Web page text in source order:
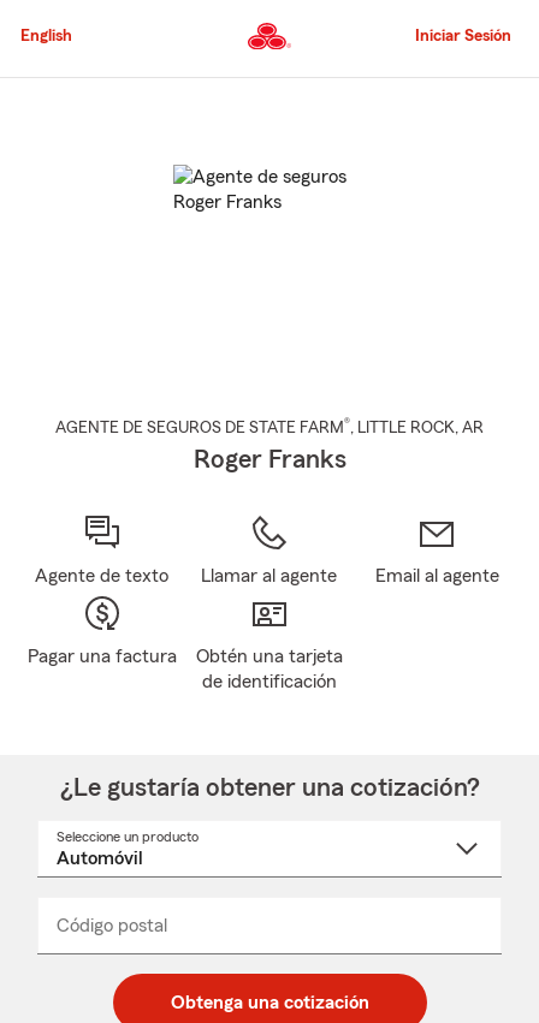
al
principal
English Iniciar Sesión
AGENTE DE SEGUROS DE STATE FARM®, LITTLE ROCK, AR
Roger Franks
Agente de texto Llamar al agente Email al agente
Pagar una factura
Obtén una tarjeta
de identificación
¿Le gustaría obtener una cotización?
Seleccione un producto
desplegable
Código postal
de
de
_____
Obtenga una cotización